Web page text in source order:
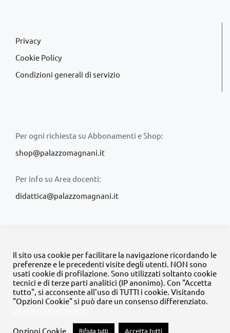
Privacy
Cookie Policy
Condizioni generali di servizio
Per ogni richiesta su Abbonamenti e Shop:
shop@palazzomagnani.it
Per info su Area docenti:
didattica@palazzomagnani.it
© Copyright 2020 -2026 | Tutti i diritti riservati | MyFpm è un
progetto dellaFondazione Palazzo Magnani
FacebookInstagram
TwitterLinkedInYouTube
Il sito usa cookie per facilitare la navigazione ricordando le
preferenze e le precedenti visite degli utenti. NON sono
usati cookie di profilazione. Sono utilizzati soltanto cookie
tecnici e di terze parti analitici (IP anonimo). Con "Accetta
tutto", si acconsente all'uso di TUTTI i cookie. Visitando
"Opzioni Cookie" si può dare un consenso differenziato.
Opzioni Cookie Rifiuta tutti Accetta tutti